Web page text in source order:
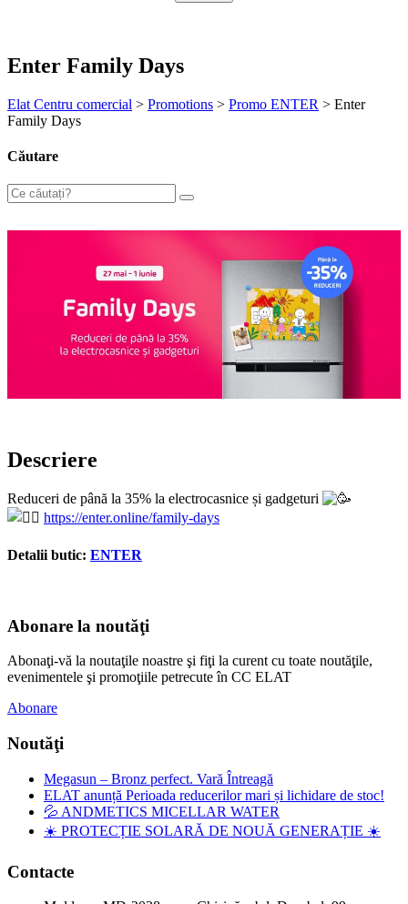
Enter Family Days
Elat Centru comercial > Promotions > Promo ENTER > Enter
Family Days
Căutare
Descriere
Reduceri de până la 35% la electrocasnice și gadgeturi
https://enter.online/family-days
Detalii butic: ENTER
Abonare la noutăţi
Abonaţi-vă la noutaţile noastre şi fiţi la curent cu toate noutăţile,
evenimentele şi promoţiile petrecute în CC ELAT
Abonare
Noutăţi
Megasun – Bronz perfect. Vară Întreagă
ELAT anunță Perioada reducerilor mari și lichidare de stoc!
💦 ANDMETICS MICELLAR WATER
☀️ PROTECȚIE SOLARĂ DE NOUĂ GENERAȚIE ☀️
Contacte